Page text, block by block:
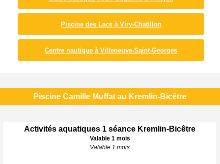
Piscine des Lacs à Viry-Chatillon
Centre nautique à Villeneuve-Saint-Georges
Piscine Camille Muffat au Kremlin-Bicêtre
Activités aquatiques 1 séance Kremlin-Bicêtre
Valable 1 mois
Valable 1 mois